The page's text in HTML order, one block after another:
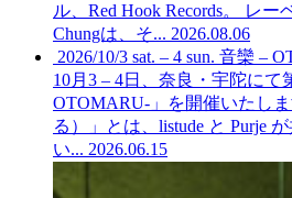
ル、Red Hook Records。 レー
Chungは、そ... 2026.08.06
2026/10/3 sat. – 4 sun. 音欒 –
10月3 – 4日、奈良・宇陀にて
OTOMARU-」を開催いたし
る）」とは、listude と Purje
い... 2026.06.15